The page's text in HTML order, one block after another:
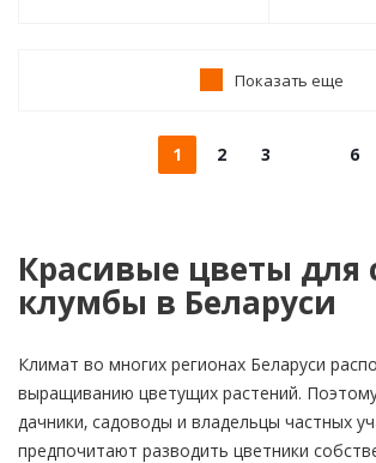
Показать еще
1 2 3 6
Красивые цветы для
клумбы в Беларуси
Климат во многих регионах Беларуси
выращиванию цветущих растений.
дачники, садоводы и владельцы частных
предпочитают разводить цветники